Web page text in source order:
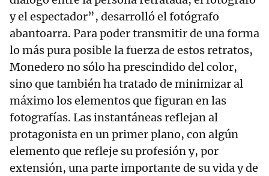
y el espectador”, desarrolló el fotógrafo
abantoarra. Para poder transmitir de una forma
lo más pura posible la fuerza de estos retratos,
Monedero no sólo ha prescindido del color,
sino que también ha tratado de minimizar al
máximo los elementos que figuran en las
fotografías. Las instantáneas reflejan al
protagonista en un primer plano, con algún
elemento que refleje su profesión y, por
extensión, una parte importante de su vida y de